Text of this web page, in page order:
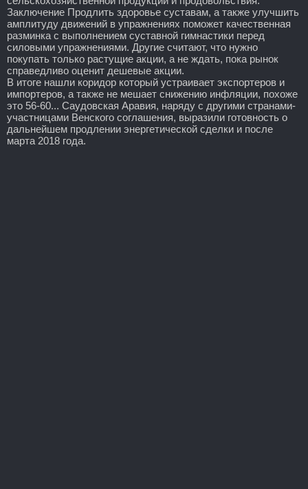
Заключение Продлить здоровье суставам, а также улучшить
амплитуду движений в упражнениях поможет качественная
разминка с выполнением суставной гимнастики перед
силовыми упражнениями. Другие считают, что нужно
покупать только растущие акции, а не ждать, пока рынок
справедливо оценит дешевые акции.
В итоге нашли коридор который устраивает экспортеров и
импортеров, а также не мешает снижению инфляции, похоже
это 56-60... Саудовская Аравия, наряду с другими странами-
участницами Венского соглашения, выразили готовность о
дальнейшем продлении энергетической сделки и после
марта 2018 года.